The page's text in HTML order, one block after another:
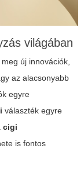
világában
új innovációk,
az alacsonyabb
egyre
választék egyre
cigi
is fontos